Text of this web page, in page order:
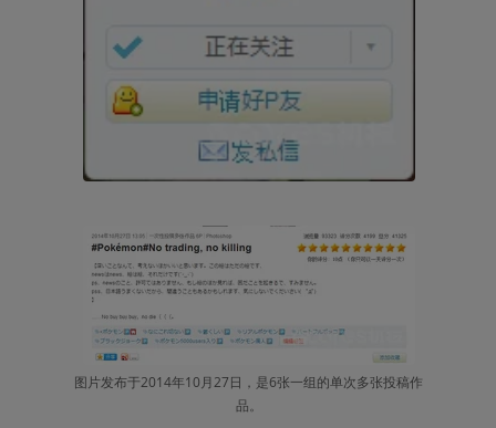
图片发布于2014年10月27日，是6张一组的单次多张投稿作
品。